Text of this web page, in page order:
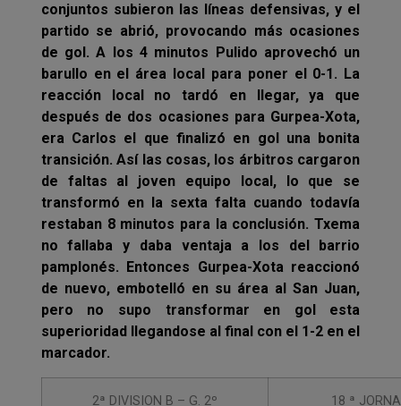
conjuntos subieron las líneas defensivas, y el
partido se abrió, provocando más ocasiones
de gol. A los 4 minutos Pulido aprovechó un
barullo en el área local para poner el 0-1. La
reacción local no tardó en llegar, ya que
después de dos ocasiones para Gurpea-Xota,
era Carlos el que finalizó en gol una bonita
transición. Así las cosas, los árbitros cargaron
de faltas al joven equipo local, lo que se
transformó en la sexta falta cuando todavía
restaban 8 minutos para la conclusión. Txema
no fallaba y daba ventaja a los del barrio
pamplonés. Entonces Gurpea-Xota reaccionó
de nuevo, embotelló en su área al San Juan,
pero no supo transformar en gol esta
superioridad llegandose al final con el 1-2 en el
marcador.
2ª DIVISION B – G. 2º 18 ª